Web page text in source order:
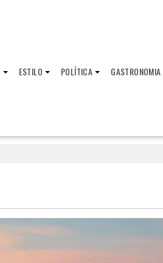
ESTILO POLÍTICA GASTRONOMIA